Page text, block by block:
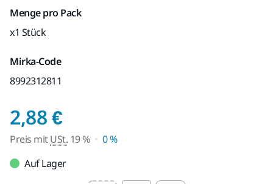
Menge pro Pack
x1 Stück
Mirka-Code
8992312811
2,88 €Preis mit USt. 19 %
Preis mitUSt. 19 %
0 %
Auf Lager